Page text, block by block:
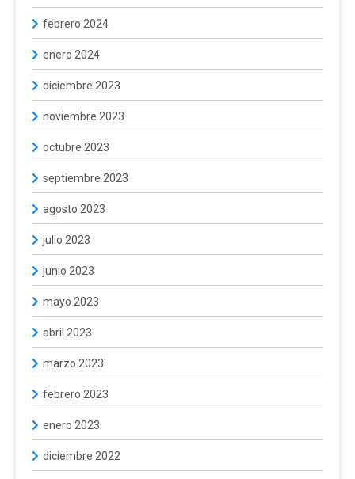
febrero 2024
enero 2024
diciembre 2023
noviembre 2023
octubre 2023
septiembre 2023
agosto 2023
julio 2023
junio 2023
mayo 2023
abril 2023
marzo 2023
febrero 2023
enero 2023
diciembre 2022